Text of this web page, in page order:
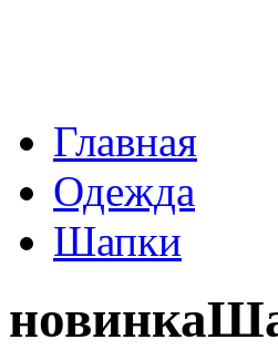
Главная
Одежда
Шапки
новинка